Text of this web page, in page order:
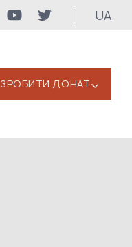
UA
ЗРОБИТИ ДОНАТ‹